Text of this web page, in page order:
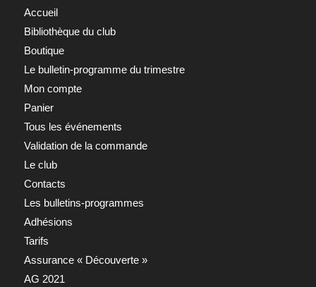
Accueil
Bibliothèque du club
Boutique
Le bulletin-programme du trimestre
Mon compte
Panier
Tous les événements
Validation de la commande
Le club
Contacts
Les bulletins-programmes
Adhésions
Tarifs
Assurance « Découverte »
AG 2021